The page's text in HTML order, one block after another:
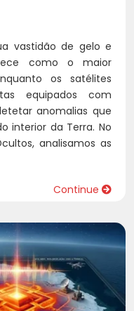
vastidão de gelo e
como o maior
os satélites
equipados com
anomalias que
interior da Terra. No
analisamos as
Continue